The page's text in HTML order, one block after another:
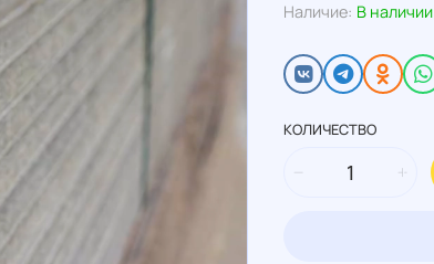
Наличие: В наличии
КОЛИЧЕСТВО